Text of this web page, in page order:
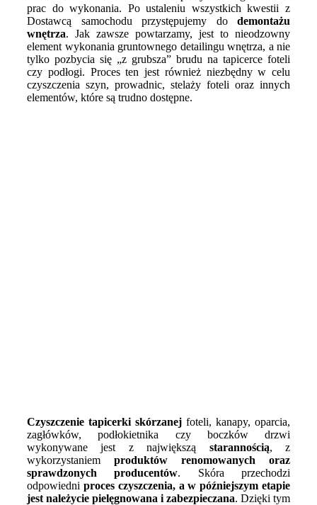
prac do wykonania. Po ustaleniu wszystkich kwestii z
Dostawcą samochodu przystępujemy do demontażu
wnętrza. Jak zawsze powtarzamy, jest to nieodzowny
element wykonania gruntownego detailingu wnętrza, a nie
tylko pozbycia się „z grubsza” brudu na tapicerce foteli
czy podłogi. Proces ten jest również niezbędny w celu
czyszczenia szyn, prowadnic, stelaży foteli oraz innych
elementów, które są trudno dostępne.
Czyszczenie tapicerki skórzanej foteli, kanapy, oparcia,
zagłówków, podłokietnika czy boczków drzwi
wykonywane jest z największą starannością, z
wykorzystaniem produktów renomowanych oraz
sprawdzonych producentów. Skóra przechodzi
odpowiedni proces czyszczenia, a w późniejszym etapie
jest należycie pielęgnowana i zabezpieczana. Dzięki tym